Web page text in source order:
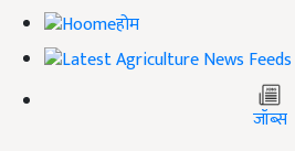
होम
जॉब्स